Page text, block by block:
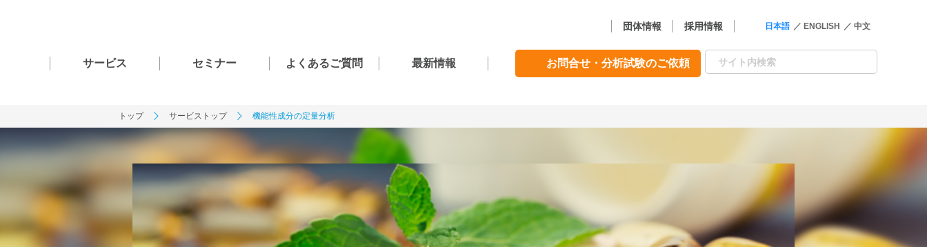
団体情報 採用情報 日本語 ENGLISH 中文
サービス セミナー よくあるご質問 最新情報 お問合せ・分析試験のご依頼
トップ サービストップ 機能性成分の定量分析